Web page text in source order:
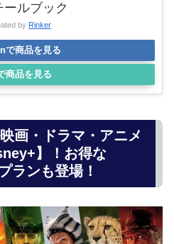
ールブック
by Rinker
で商品を見る
商品を見る
画・ドラマ・アニメ
】！お得な
ランも登場！